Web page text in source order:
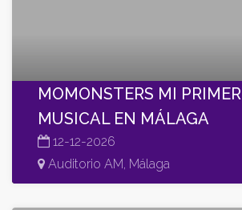
MOMONSTERS MI PRIMER
MUSICAL EN MÁLAGA
12-12-2026
Auditorio AM, Málaga